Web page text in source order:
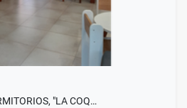
"LA COQ…